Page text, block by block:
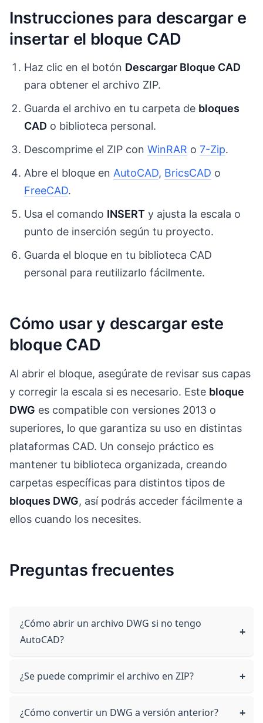
Instrucciones para descargar e
insertar el bloque CAD
Haz clic en el botón Descargar Bloque CAD
para obtener el archivo ZIP.
Guarda el archivo en tu carpeta de bloques
CAD o biblioteca personal.
Descomprime el ZIP conWinRAR o7-Zip.
Abre el bloque en AutoCAD, BricsCAD o
FreeCAD.
Usa el comando INSERT y ajusta la escala o
punto de inserción según tu proyecto.
Guarda el bloque en tu biblioteca CAD
personal para reutilizarlo fácilmente.
Cómo usar y descargar este
bloque CAD
Al abrir el bloque, asegúrate de revisar sus capas
y corregir la escala si es necesario. Este bloque
DWG es compatible con versiones 2013 o
superiores, lo que garantiza su uso en distintas
plataformas CAD. Un consejo práctico es
mantener tu biblioteca organizada, creando
carpetas específicas para distintos tipos de
bloques DWG, así podrás acceder fácilmente a
ellos cuando los necesites.
Preguntas frecuentes
¿Cómo abrir un archivo DWG si no tengo
AutoCAD?
¿Se puede comprimir el archivo en ZIP?
¿Cómo convertir un DWG a versión anterior?